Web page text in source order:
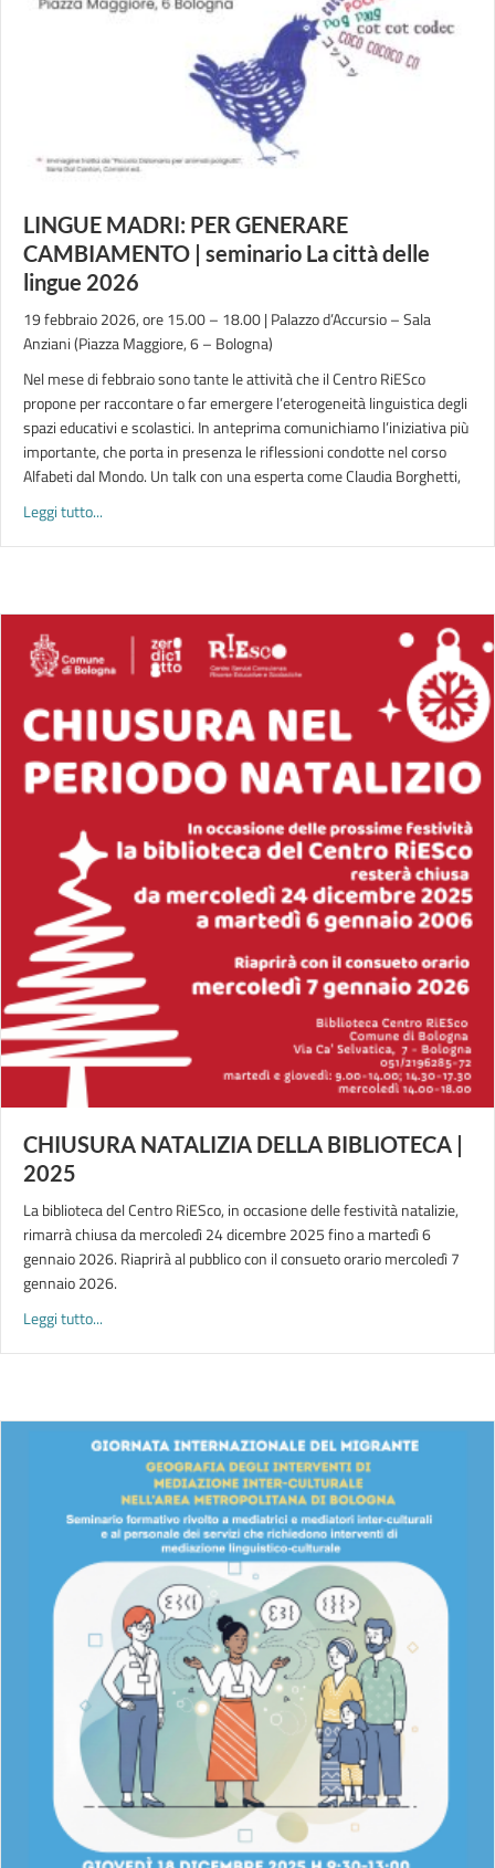
LINGUE MADRI: PER GENERARE
CAMBIAMENTO | seminario La città delle
lingue 2026
19 febbraio 2026, ore 15.00 – 18.00 | Palazzo d’Accursio – Sala
Anziani (Piazza Maggiore, 6 – Bologna)
Nel mese di febbraio sono tante le attività che il Centro RiESco
propone per raccontare o far emergere l’eterogeneità linguistica degli
spazi educativi e scolastici. In anteprima comunichiamo l’iniziativa più
importante, che porta in presenza le riflessioni condotte nel corso
Alfabeti dal Mondo. Un talk con una esperta come Claudia Borghetti,
Leggi tutto...
CHIUSURA NATALIZIA DELLA BIBLIOTECA |
2025
La biblioteca del Centro RiESco, in occasione delle festività natalizie,
rimarrà chiusa da mercoledì 24 dicembre 2025 fino a martedì 6
gennaio 2026. Riaprirà al pubblico con il consueto orario mercoledì 7
gennaio 2026.
Leggi tutto...